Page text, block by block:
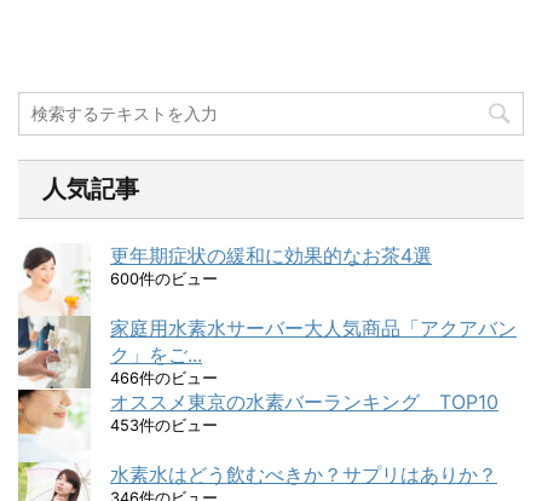
人気記事
更年期症状の緩和に効果的なお茶4選
600件のビュー
家庭用水素水サーバー大人気商品「アクアバン
ク」をご...
466件のビュー
オススメ東京の水素バーランキング TOP10
453件のビュー
水素水はどう飲むべきか？サプリはありか？